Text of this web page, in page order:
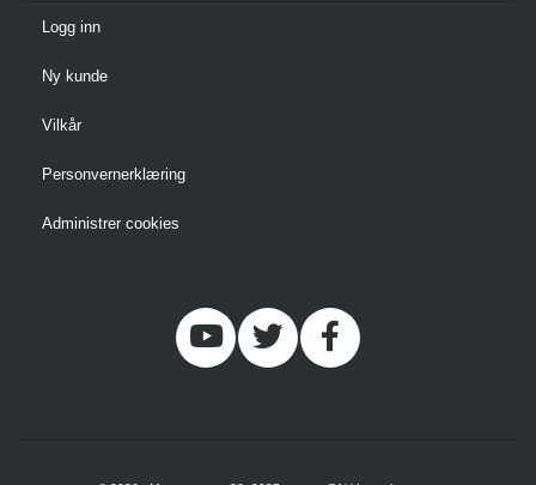
Logg inn
Ny kunde
Vilkår
Personvernerklæring
Administrer cookies